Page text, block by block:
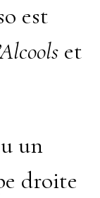
est
et
un
droite